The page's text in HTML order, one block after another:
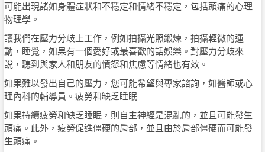
可能出現諸如身體症狀和不穩定和情緒不穩定，包括頭痛的心理
物理學。
讓我們在壓力分歧上工作，例如拍攝光照鍛煉，拍攝輕微的運
動，睡覺，如果有一個愛好或最喜歡的話娛樂。對壓力分歧來
說，聽到與家人和朋友的憤怒和焦慮等情緒也有效。
如果難以發出自己的壓力，您可能希望與專家諮詢，如醫師或心
理內科的輔導員。疲勞和缺乏睡眠
如果持續疲勞和缺乏睡眠，則自主神經是混亂的，並且可能發生
頭痛。此外，疲勞促進僵硬的肩部，並且由於肩部僵硬而可能發
生頭痛。